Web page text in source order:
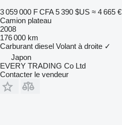
3 059 000 F CFA 5 390 $US ≈ 4 665 €
Camion plateau
2008
176 000 km
Carburant diesel Volant à droite ✓
Japon
EVERY TRADING Co Ltd
Contacter le vendeur